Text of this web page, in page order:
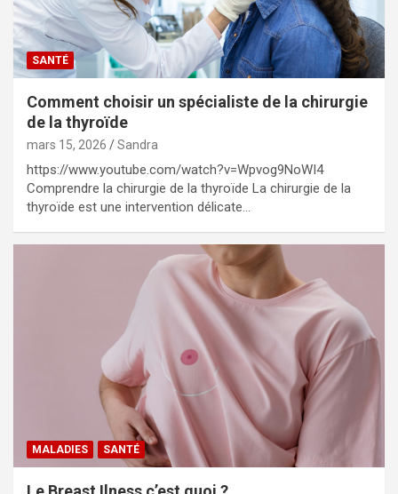
SANTÉ
Comment choisir un spécialiste de la chirurgie
de la thyroïde
mars 15, 2026 Sandra
https://www.youtube.com/watch?v=Wpvog9NoWI4
Comprendre la chirurgie de la thyroïde La chirurgie de la
thyroïde est une intervention délicate…
MALADIES SANTÉ